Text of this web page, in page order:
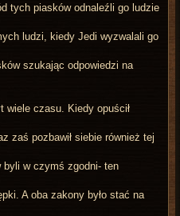
tych piasków odnaleźli go ludzie
ludzi, kiedy Jedi wyzwalali go
szukając odpowiedzi na
wiele czasu. Kiedy opuścił
zaś pozbawił siebie również tej
byli w czymś zgodni- ten
A oba zakony było stać na